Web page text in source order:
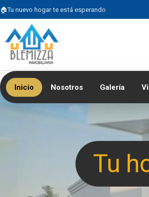
Tu nuevo hogar te está esperando
Inicio Nosotros Galería
Tu